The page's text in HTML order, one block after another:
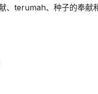
、terumah、种子的奉献